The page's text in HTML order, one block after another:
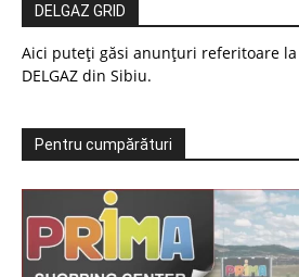
DELGAZ GRID
Aici puteți găsi anunțuri referitoare
DELGAZ din Sibiu.
Pentru cumpărături